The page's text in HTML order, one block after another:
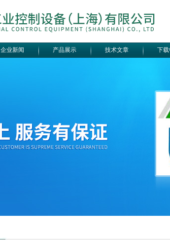
企业新闻 产品展示 技术文章 下